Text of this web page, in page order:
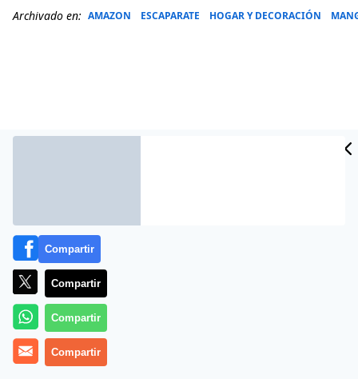
Archivado en: AMAZON ESCAPARATE HOGAR Y DECORACIÓN
Más información
Compartir
Compartir
Compartir
Compartir